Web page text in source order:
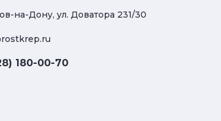
на-Дону, ул. Доватора 231/30
180-00-70